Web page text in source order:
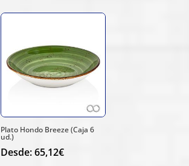
Plato Hondo Breeze (Caja 6
ud.)
Desde:65,12€